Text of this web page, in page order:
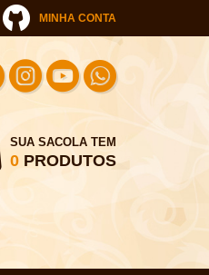
MINHA CONTA
SUA SACOLA TEM
0PRODUTOS